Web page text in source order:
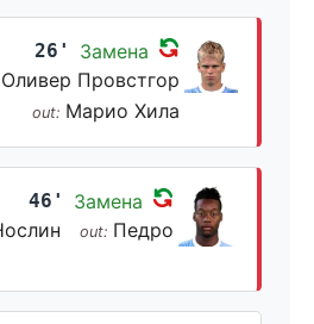
26' Замена
Оливер Провстгор
out: Марио Хила
46' Замена
out: Педро